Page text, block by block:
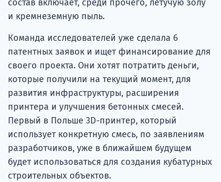
состав включает, среди прочего, летучую золу
и кремнеземную пыль.
Команда исследователей уже сделала 6
патентных заявок и ищет финансирование для
своего проекта. Они хотят потратить деньги,
которые получили на текущий момент, для
развития инфраструктуры, расширения
принтера и улучшения бетонных смесей.
Первый в Польше 3D-принтер, который
использует конкретную смесь, по заявлениям
разработчиков, уже в ближайшем будущем
будет использоваться для создания кубатурных
строительных объектов.